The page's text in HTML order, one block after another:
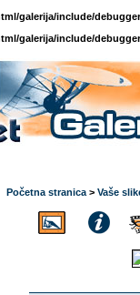
galerija/include/
galerija/include/
Početna stranica > Vaše